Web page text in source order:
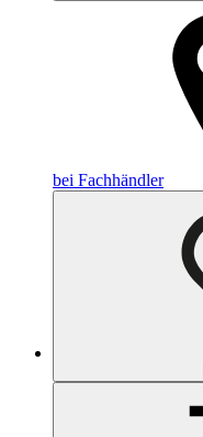
bei Fachhändler